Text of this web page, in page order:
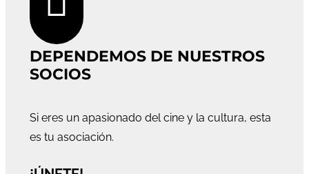
DEPENDEMOS DE NUESTROS
SOCIOS
Si eres un apasionado del cine y la cultura, esta
es tu asociación.